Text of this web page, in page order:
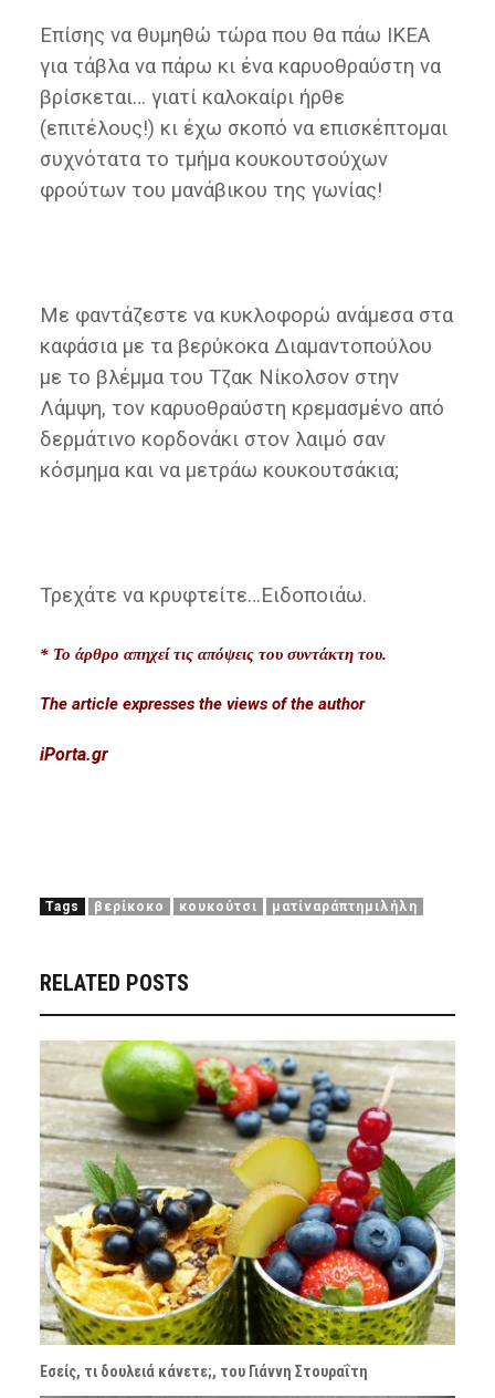
Επίσης να θυμηθώ τώρα που θα πάω ΙΚΕΑ
για τάβλα να πάρω κι ένα καρυοθραύστη να
βρίσκεται… γιατί καλοκαίρι ήρθε
(επιτέλους!) κι έχω σκοπό να επισκέπτομαι
συχνότατα το τμήμα κουκουτσούχων
φρούτων του μανάβικου της γωνίας!
Με φαντάζεστε να κυκλοφορώ ανάμεσα στα
καφάσια με τα βερύκοκα Διαμαντοπούλου
με το βλέμμα του Τζακ Νίκολσον στην
Λάμψη, τον καρυοθραύστη κρεμασμένο από
δερμάτινο κορδονάκι στον λαιμό σαν
κόσμημα και να μετράω κουκουτσάκια;
Τρεχάτε να κρυφτείτε…Ειδοποιάω.
* Το άρθρο απηχεί τις απόψεις του συντάκτη του.
The article expresses the views of the author
iPorta.gr
Tags βερίκοκο κουκούτσι ματίναράπτημιλήλη
RELATED POSTS
Εσείς, τι δουλειά κάνετε;, του Γιάννη Στουραΐτη